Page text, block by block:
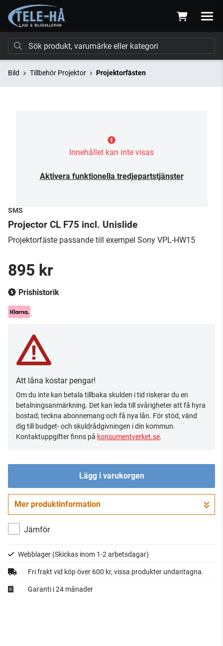
Bild Tillbehör Projektor Projektorfästen
Innehållet kan inte visas
Aktivera funktionella tredjepartstjänster
SMS
Projector CL F75 incl. Unislide
Projektorfäste passande till exempel Sony VPL-HW15
895 kr
Prishistorik
Att låna kostar pengar!
Om du inte kan betala tillbaka skulden i tid riskerar du en
betalningsanmärkning. Det kan leda till svårigheter att få hyra
bostad, teckna abonnemang och få nya lån. För stöd, vänd
dig till budget- och skuldrådgivningen i din kommun.
Kontaktuppgifter finns på konsumentverket.se.
Lägg i varukorgen
Gå till kassan
Mer produktinformation
Jämför
Webblager (Skickas inom 1-2 arbetsdagar)
Fri frakt vid köp över 600 kr, vissa produkter undantagna.
Garanti i 24 månader